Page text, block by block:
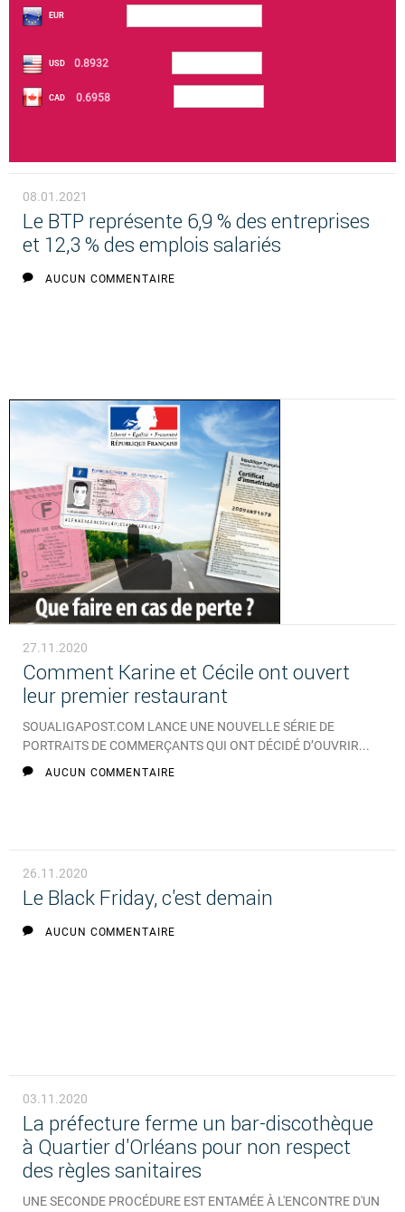
EUR
USD 0.8932
CAD 0.6958
08.01.2021
Le BTP représente 6,9 % des entreprises
et 12,3 % des emplois salariés
AUCUN COMMENTAIRE
27.11.2020
Comment Karine et Cécile ont ouvert
leur premier restaurant
SOUALIGAPOST.COM LANCE UNE NOUVELLE SÉRIE DE
PORTRAITS DE COMMERÇANTS QUI ONT DÉCIDÉ D’OUVRIR...
AUCUN COMMENTAIRE
26.11.2020
Le Black Friday, c'est demain
AUCUN COMMENTAIRE
03.11.2020
La préfecture ferme un bar-discothèque
à Quartier d'Orléans pour non respect
des règles sanitaires
UNE SECONDE PROCÉDURE EST ENTAMÉE À L'ENCONTRE D'UN